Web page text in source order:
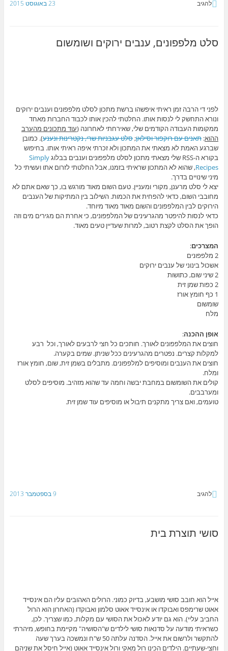
23 באוגוסט 2015 להגיב
סלט מלפפונים, ענבים ירוקים ושומשום
לפני די הרבה זמן ראיתי איפשהו ברשת מתכון לסלט מלפפונים וענבים ירוקים
ונורא התחשק לי לנסות אותו. החלטתי להכין אותו לכבוד החברות מאחד
ממקומות העבודה הקודמים שלי, שאירחתי לאחרונה (עוד מתכונים מהערב
ההוא: תאנים עם רוקפור וסילאן;סלט עגבניות שרי, נקטרינות ונענע). כמובן
שברגע האמת לא מצאתי את המתכון ולא זכרתי איפה ראיתי אותו. בחיפוש
בקורא ה-RSS שלי מצאתי מתכון לסלט מלפפונים וענבים בבלוג
Simply
Recipes, שהוא לא המתכון שראיתי בזמנו, אבל החלטתי לזרום אתו ועשיתי כל
מיני שינויים בדרך.
יצא לי סלט מרענן, מקורי ומעניין. טעם השום מאוד מורגש בו, כך שאם אתם לא
מחובבי השום, כדאי להפחית את הכמות. השילוב בין המתיקות של הענבים
הירוקים לבין המלפפונים והשום מאוד מאוד מיוחד.
כדאי לנסות להיפטר מהגרעינים של המלפפונים, כי אחרת הם מגירים מים וזה
הופך את הסלט לקצת רטוב, למרות שעדיין טעים מאוד.
המצרכים:
2 מלפפונים
אשכול בינוני של ענבים ירוקים
2 שיני שום, כתושות
2 כפות שמן זית
1 כף חומץ אורז
שומשום
מלח
אופן ההכנה:
חוצים את המלפפונים לאורך. חותכים כל חצי לרבעים לאורך, וכל רבע
למקלות קצרים. נפטרים מהגרעינים ככל שניתן. שמים בקערה.
חוצים את הענבים ומוסיפים למלפפונים. מתבלים בשמן זית, שום, חומץ אורז
ומלח.
קולים את השומשום במחבת יבשה וחמה עד שהוא מזהיב. מוסיפים לסלט
ומערבבים.
טועמים, ואם צריך מתקנים תיבול או מוסיפים עוד שמן זית.
9 בספטמבר 2013 להגיב
סושי תוצרת בית
אייל הוא חובב סושי מושבע, בדיוק כמוני. הרולים האהובים עליו הם אינסייד
אאוט שרימפס ואבוקדו או אינסייד אאוט סלמון ואבוקדו (האחרון הוא הרול
החביב עליי). הוא גם יודע לאכול את הסושי עם מקלות, כמו שצריך. לכן,
כשראיתי מודעה על סדנאות סושי לילדים ש"הסושיה" מקיימת בחופש, מיהרתי
להתקשר ולרשום את אייל. הסדנה עלתה 50 ש"ח ונמשכה בערך שעה
וחצי-שעתיים. הילדים הכינו רול מאקי ורול אינסייד אאוט (אייל חיסל את שניהם